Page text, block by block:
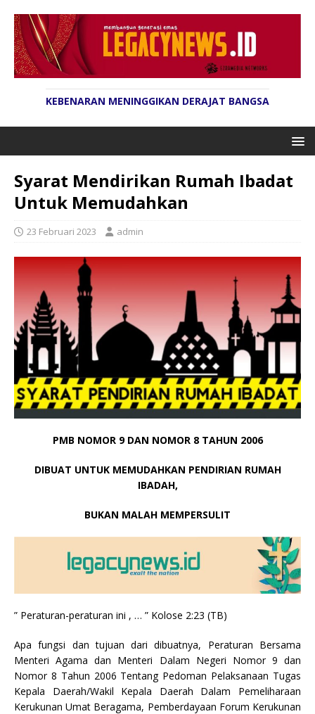
KEBENARAN MENINGGIKAN DERAJAT BANGSA
Syarat Mendirikan Rumah Ibadat
Untuk Memudahkan
23 Februari 2023 admin
PMB NOMOR 9 DAN NOMOR 8 TAHUN 2006
DIBUAT UNTUK MEMUDAHKAN PENDIRIAN RUMAH
IBADAH,
BUKAN MALAH MEMPERSULIT
” Peraturan-peraturan ini , … ” Kolose 2:23 (TB)
Apa fungsi dan tujuan dari dibuatnya, Peraturan Bersama
Menteri Agama dan Menteri Dalam Negeri Nomor 9 dan
Nomor 8 Tahun 2006 Tentang Pedoman Pelaksanaan Tugas
Kepala Daerah/Wakil Kepala Daerah Dalam Pemeliharaan
Kerukunan Umat Beragama, Pemberdayaan Forum Kerukunan